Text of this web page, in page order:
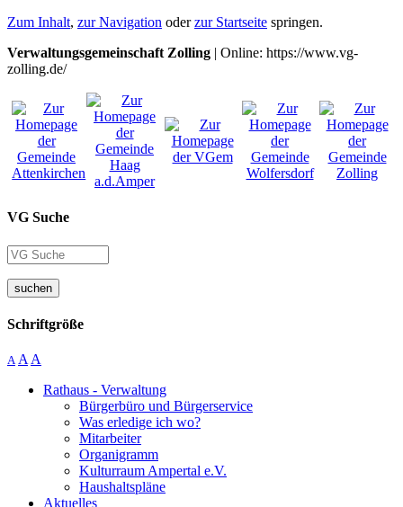
Zum Inhalt, zur Navigation oderzur Startseite springen.
Verwaltungsgemeinschaft Zolling | Online: https://www.vg-
zolling.de/
VG Suche
suchen
Schriftgröße
A A A
Rathaus - Verwaltung
Bürgerbüro und Bürgerservice
Was erledige ich wo?
Mitarbeiter
Organigramm
Kulturraum Ampertal e.V.
Haushaltspläne
Aktuelles